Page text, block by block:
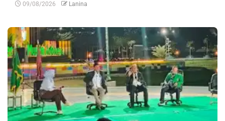
09/08/2026 Lanina